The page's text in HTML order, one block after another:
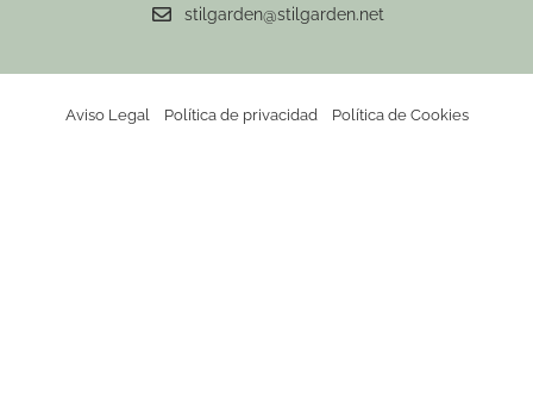
stilgarden@stilgarden.net
Aviso Legal Política de privacidad Política de Cookies